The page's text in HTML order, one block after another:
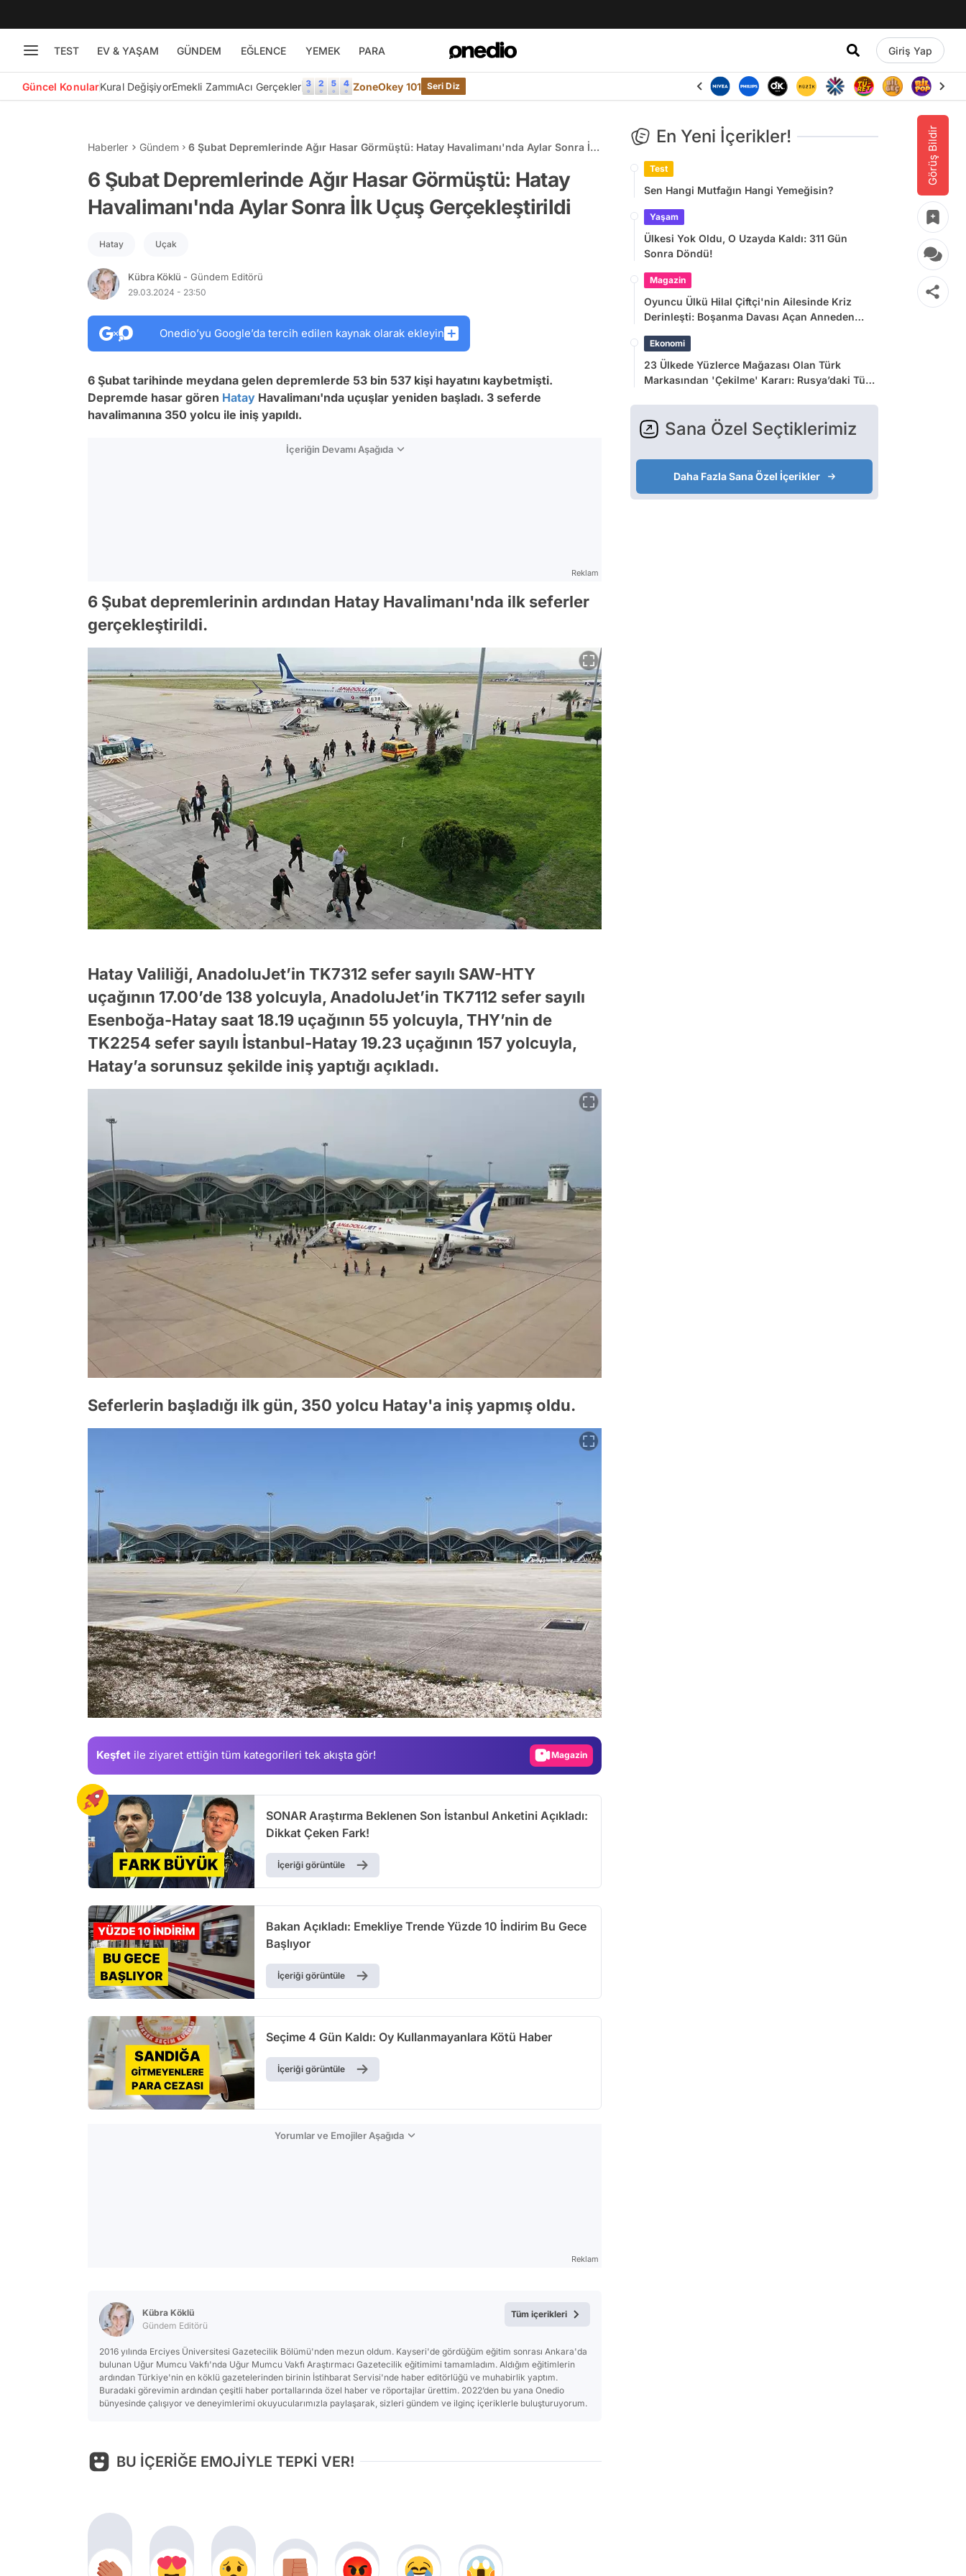
TEST EV & YAŞAM GÜNDEM EĞLENCE YEMEK PARA Giriş Yap
Güncel KonularKural DeğişiyorEmekli ZammıAcı Gerçekler ZoneOkey 101 Seri Diz
Görüş Bildir
Haberler Gündem
6 Şubat Depremlerinde Ağır Hasar Görmüştü: Hatay Havalimanı'nda Aylar Sonra İlk
6 Şubat Depremlerinde Ağır Hasar Görmüştü: Hatay
Havalimanı'nda Aylar Sonra İlk Uçuş Gerçekleştirildi
Hatay Uçak
Kübra Köklü - Gündem Editörü
29.03.2024 - 23:50
Onedio’yu Google’da tercih edilen kaynak olarak ekleyin
6 Şubat tarihinde meydana gelen depremlerde 53 bin 537 kişi hayatını kaybetmişti.
Depremde hasar gören Hatay Havalimanı'nda uçuşlar yeniden başladı. 3 seferde
havalimanına 350 yolcu ile iniş yapıldı.
İçeriğin Devamı Aşağıda
Reklam
6 Şubat depremlerinin ardından Hatay Havalimanı'nda ilk seferler
gerçekleştirildi.
Hatay Valiliği, AnadoluJet’in TK7312 sefer sayılı SAW-HTY
uçağının 17.00’de 138 yolcuyla, AnadoluJet’in TK7112 sefer sayılı
Esenboğa-Hatay saat 18.19 uçağının 55 yolcuyla, THY’nin de
TK2254 sefer sayılı İstanbul-Hatay 19.23 uçağının 157 yolcuyla,
Hatay’a sorunsuz şekilde iniş yaptığı açıkladı.
Seferlerin başladığı ilk gün, 350 yolcu Hatay'a iniş yapmış oldu.
Keşfet ile ziyaret ettiğin tüm kategorileri tek akışta gör!
Video
Test
Magazin
Video
Test
SONAR Araştırma Beklenen Son İstanbul Anketini Açıkladı:
Dikkat Çeken Fark!
İçeriği görüntüle
Bakan Açıkladı: Emekliye Trende Yüzde 10 İndirim Bu Gece
Başlıyor
İçeriği görüntüle
Seçime 4 Gün Kaldı: Oy Kullanmayanlara Kötü Haber
İçeriği görüntüle
Yorumlar ve Emojiler Aşağıda
Reklam
Kübra Köklü
Gündem Editörü
2016 yılında Erciyes Üniversitesi Gazetecilik Bölümü'nden mezun oldum. Kayseri'de gördüğüm eğitim sonrası Ankara'da
bulunan Uğur Mumcu Vakfı'nda Uğur Mumcu Vakfı Araştırmacı Gazetecilik eğitimimi tamamladım. Aldığım eğitimlerin
ardından Türkiye'nin en köklü gazetelerinden birinin İstihbarat Servisi'nde haber editörlüğü ve muhabirlik yaptım.
Buradaki görevimin ardından çeşitli haber portallarında özel haber ve röportajlar ürettim. 2022’den bu yana Onedio
bünyesinde çalışıyor ve deneyimlerimi okuyucularımızla paylaşarak, sizleri gündem ve ilginç içeriklerle buluşturuyorum.
Tüm içerikleri
BU İÇERİĞE EMOJİYLE TEPKİ VER!
En Yeni İçerikler!
Test
Sen Hangi Mutfağın Hangi Yemeğisin?
Yaşam
Ülkesi Yok Oldu, O Uzayda Kaldı: 311 Gün
Sonra Döndü!
Magazin
Oyuncu Ülkü Hilal Çiftçi'nin Ailesinde Kriz
Derinleşti: Boşanma Davası Açan Anneden
Ekonomi
23 Ülkede Yüzlerce Mağazası Olan Türk
Markasından 'Çekilme' Kararı: Rusya’daki Tüm
Sana Özel Seçtiklerimiz
Daha Fazla Sana Özel İçerikler